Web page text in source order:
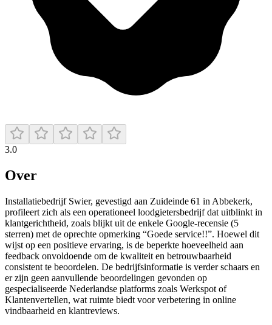
3.0
Over
Installatiebedrijf Swier, gevestigd aan Zuideinde 61 in Abbekerk,
profileert zich als een operationeel loodgietersbedrijf dat uitblinkt in
klantgerichtheid, zoals blijkt uit de enkele Google-recensie (5
sterren) met de oprechte opmerking “Goede service!!”. Hoewel dit
wijst op een positieve ervaring, is de beperkte hoeveelheid aan
feedback onvoldoende om de kwaliteit en betrouwbaarheid
consistent te beoordelen. De bedrijfsinformatie is verder schaars en
er zijn geen aanvullende beoordelingen gevonden op
gespecialiseerde Nederlandse platforms zoals Werkspot of
Klantenvertellen, wat ruimte biedt voor verbetering in online
vindbaarheid en klantreviews.